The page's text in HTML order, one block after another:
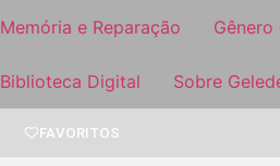
Memória e Reparação Gênero
Biblioteca Digital Sobre
FAVORITOS